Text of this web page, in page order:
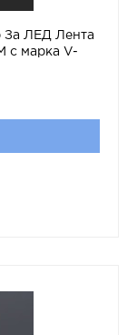
За ЛЕД Лента
с марка V-